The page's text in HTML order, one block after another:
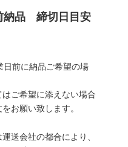
納品 締切日目安
前に納品ご希望の場
ご希望に添えない場合
お願い致します。
送会社の都合により、